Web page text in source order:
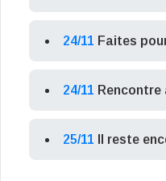
24/11 Faites
24/11 Rencontre
25/11 Il reste